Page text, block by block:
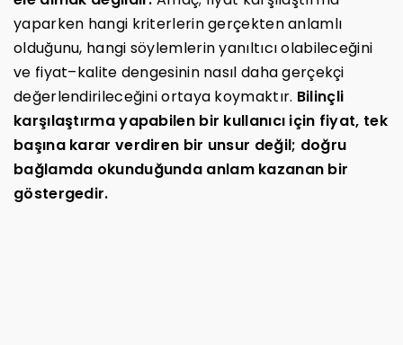
yaparken hangi kriterlerin gerçekten anlamlı
olduğunu, hangi söylemlerin yanıltıcı olabileceğini
ve fiyat–kalite dengesinin nasıl daha gerçekçi
değerlendirileceğini ortaya koymaktır. Bilinçli
karşılaştırma yapabilen bir kullanıcı için fiyat, tek
başına karar verdiren bir unsur değil; doğru
bağlamda okunduğunda anlam kazanan bir
göstergedir.